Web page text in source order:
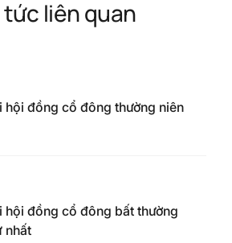
liên quan
hội đồng cổ đông thường niên
hội đồng cổ đông bất thường
nhất